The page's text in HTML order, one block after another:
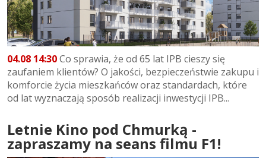
04.08 14:30Co sprawia, że od 65 lat IPB cieszy się
zaufaniem klientów? O jakości, bezpieczeństwie zakupu i
komforcie życia mieszkańców oraz standardach, które
od lat wyznaczają sposób realizacji inwestycji IPB...
Letnie Kino pod Chmurką -
zapraszamy na seans filmu F1!